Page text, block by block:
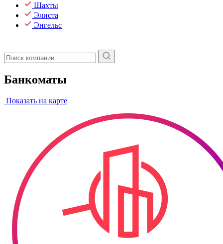
Шахты
Элиста
Энгельс
Банкоматы
Показать на карте